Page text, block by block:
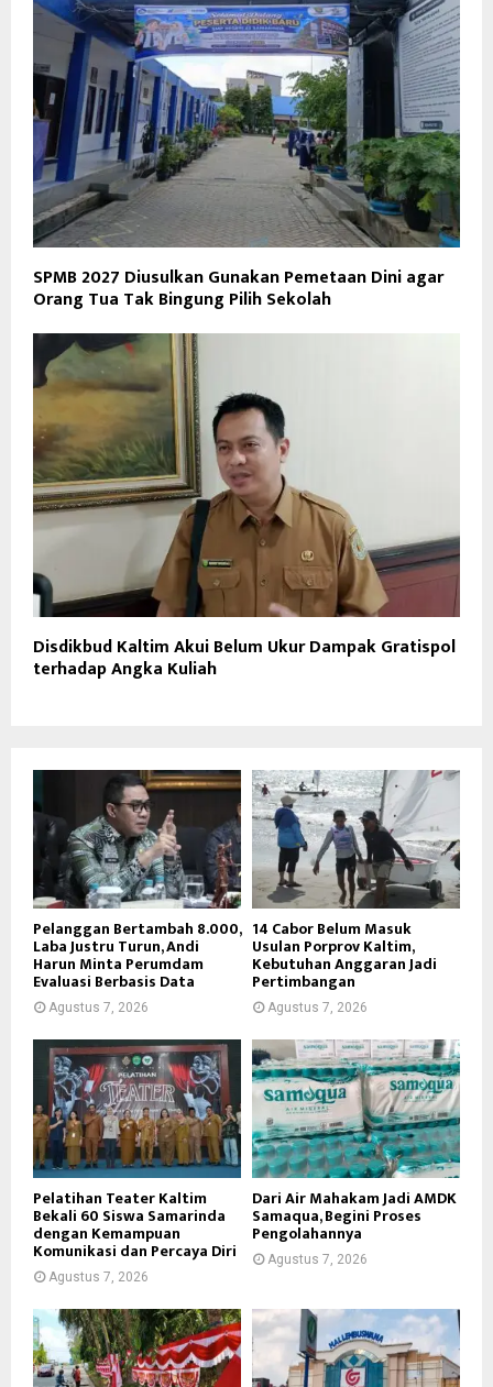
SPMB 2027 Diusulkan Gunakan Pemetaan Dini agar
Orang Tua Tak Bingung Pilih Sekolah
Disdikbud Kaltim Akui Belum Ukur Dampak Gratispol
terhadap Angka Kuliah
Pelanggan Bertambah 8.000,
Laba Justru Turun, Andi
Harun Minta Perumdam
Evaluasi Berbasis Data
Agustus 7, 2026
14 Cabor Belum Masuk
Usulan Porprov Kaltim,
Kebutuhan Anggaran Jadi
Pertimbangan
Agustus 7, 2026
Pelatihan Teater Kaltim
Bekali 60 Siswa Samarinda
dengan Kemampuan
Komunikasi dan Percaya Diri
Agustus 7, 2026
Dari Air Mahakam Jadi AMDK
Samaqua, Begini Proses
Pengolahannya
Agustus 7, 2026